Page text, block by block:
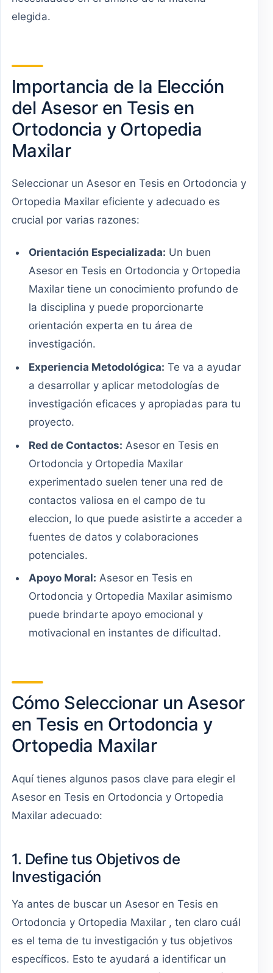
elegida.
Importancia de la Elección
del Asesor en Tesis en
Ortodoncia y Ortopedia
Maxilar
Seleccionar un Asesor en Tesis en Ortodoncia y
Ortopedia Maxilar eficiente y adecuado es
crucial por varias razones:
Orientación Especializada: Un buen
Asesor en Tesis en Ortodoncia y Ortopedia
Maxilar tiene un conocimiento profundo de
la disciplina y puede proporcionarte
orientación experta en tu área de
investigación.
Experiencia Metodológica: Te va a ayudar
a desarrollar y aplicar metodologías de
investigación eficaces y apropiadas para tu
proyecto.
Red de Contactos: Asesor en Tesis en
Ortodoncia y Ortopedia Maxilar
experimentado suelen tener una red de
contactos valiosa en el campo de tu
eleccion, lo que puede asistirte a acceder a
fuentes de datos y colaboraciones
potenciales.
Apoyo Moral: Asesor en Tesis en
Ortodoncia y Ortopedia Maxilar asimismo
puede brindarte apoyo emocional y
motivacional en instantes de dificultad.
Cómo Seleccionar un Asesor
en Tesis en Ortodoncia y
Ortopedia Maxilar
Aquí tienes algunos pasos clave para elegir el
Asesor en Tesis en Ortodoncia y Ortopedia
Maxilar adecuado:
1. Define tus Objetivos de
Investigación
Ya antes de buscar un Asesor en Tesis en
Ortodoncia y Ortopedia Maxilar , ten claro cuál
es el tema de tu investigación y tus objetivos
específicos. Esto te ayudará a identificar un